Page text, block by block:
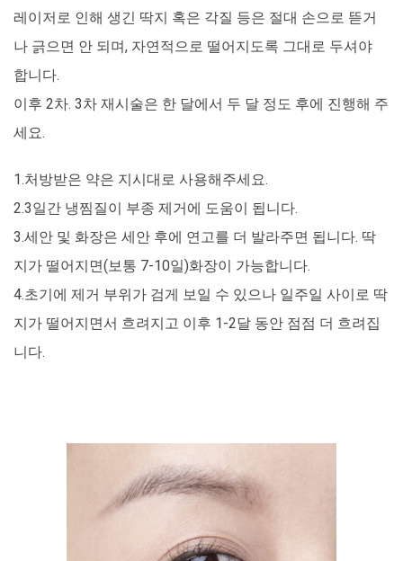
레이저로 인해 생긴 딱지 혹은 각질 등은 절대 손으로 뜯거
나 긁으면 안 되며, 자연적으로 떨어지도록 그대로 두셔야
합니다.
이후 2차. 3차 재시술은 한 달에서 두 달 정도 후에 진행해 주
세요.
1.처방받은 약은 지시대로 사용해주세요.
2.3일간 냉찜질이 부종 제거에 도움이 됩니다.
3.세안 및 화장은 세안 후에 연고를 더 발라주면 됩니다. 딱
지가 떨어지면(보통 7-10일)화장이 가능합니다.
4.초기에 제거 부위가 검게 보일 수 있으나 일주일 사이로 딱
지가 떨어지면서 흐려지고 이후 1-2달 동안 점점 더 흐려집
니다.